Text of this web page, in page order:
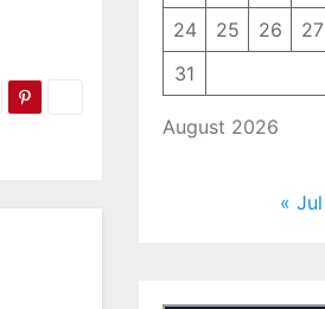
August 2026
24
25 26 27
31
« Jul